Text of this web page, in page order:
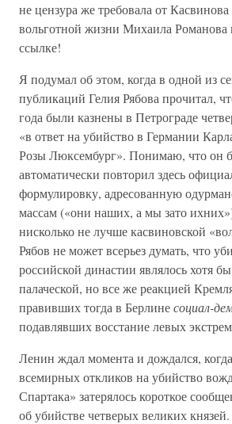
не цензура же требовала от Касвинова
вольготной жизни Михаила Романова
ссылке!
Я подумал об этом, когда в одной из
публикаций Гелия Рябова прочитал,
года были казнены в Петрограде
«в ответ на убийство в Германии
Розы Люксембург». Понимаю, что он
автоматически повторил здесь
формулировку, адресованную
массам («они наших, а мы зато
нисколько не лучше касвиновской
Рябов не может всерьез думать, что
российской династии являлось хотя
палаческой, но все же реакцией
правивших тогда в Берлинесоциал-
подавлявших восстание левых
Ленин ждал момента и дождался,
всемирных откликов на убийство
Спартака» затерялось короткое
об убийстве четверых великих